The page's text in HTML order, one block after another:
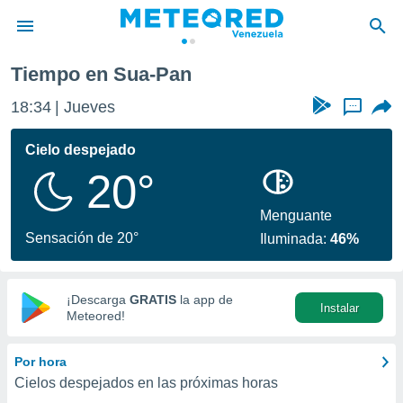
de
ha
calidad.
a este
las
y
digital
basada
Tiempo en Sua-Pan
18:34 Jueves ...
Cielo despejado
20°
Sensación de 20°
Menguante
Iluminada:46%
¡Descarga GRATIS la app de
Meteored!
Instalar
Por hora
Cielos despejados en las próximas horas